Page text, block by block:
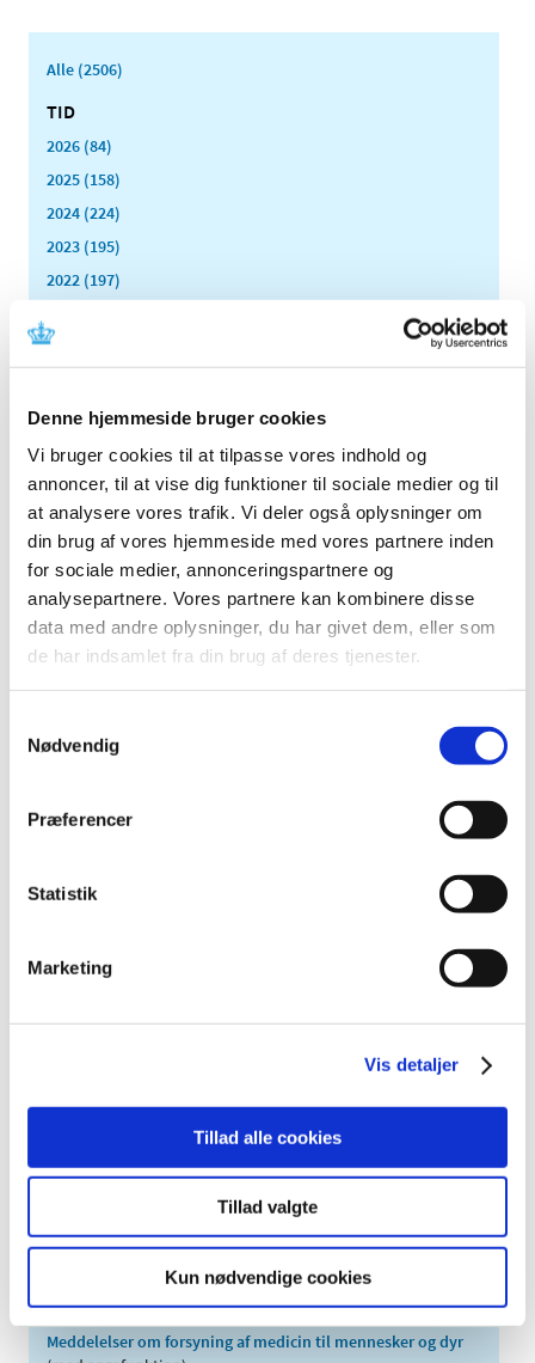
Denne hjemmeside bruger cookies
Vi bruger cookies til at tilpasse vores indhold og
annoncer, til at vise dig funktioner til sociale medier og til
at analysere vores trafik. Vi deler også oplysninger om
din brug af vores hjemmeside med vores partnere inden
for sociale medier, annonceringspartnere og
analysepartnere. Vores partnere kan kombinere disse
data med andre oplysninger, du har givet dem, eller som
de har indsamlet fra din brug af deres tjenester.
Nødvendig
Præferencer
Statistik
Marketing
Vis detaljer
Tillad alle cookies
Tillad valgte
Kun nødvendige cookies
Alle (2506)
TID
2026 (84)
2025 (158)
2024 (224)
2023 (195)
2022 (197)
2020 (263)
2018 (150)
2017 (167)
2016 (167)
2015 (33)
2014 (44)
2013 (49)
december (4)
august (2)
maj (3)
marts (10)
2011 (13)
Links
Meddelelser om forsyning af medicin til mennesker og dyr